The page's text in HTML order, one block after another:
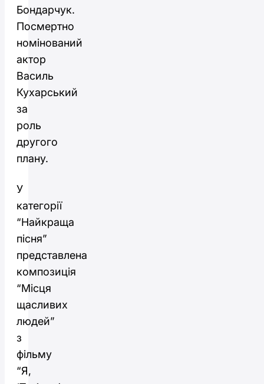
Бондарчук.
Посмертно
номінований
актор
Василь
Кухарський
за
роль
другого
плану.
У
категорії
“Найкраща
пісня”
представлена
композиція
“Місця
щасливих
людей”
з
фільму
“Я,